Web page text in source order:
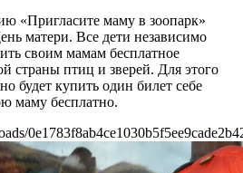
«Пригласите маму в зоопарк»
матери. Все дети независимо
своим мамам бесплатное
страны птиц и зверей. Для этого
будет купить один билет себе
маму бесплатно.